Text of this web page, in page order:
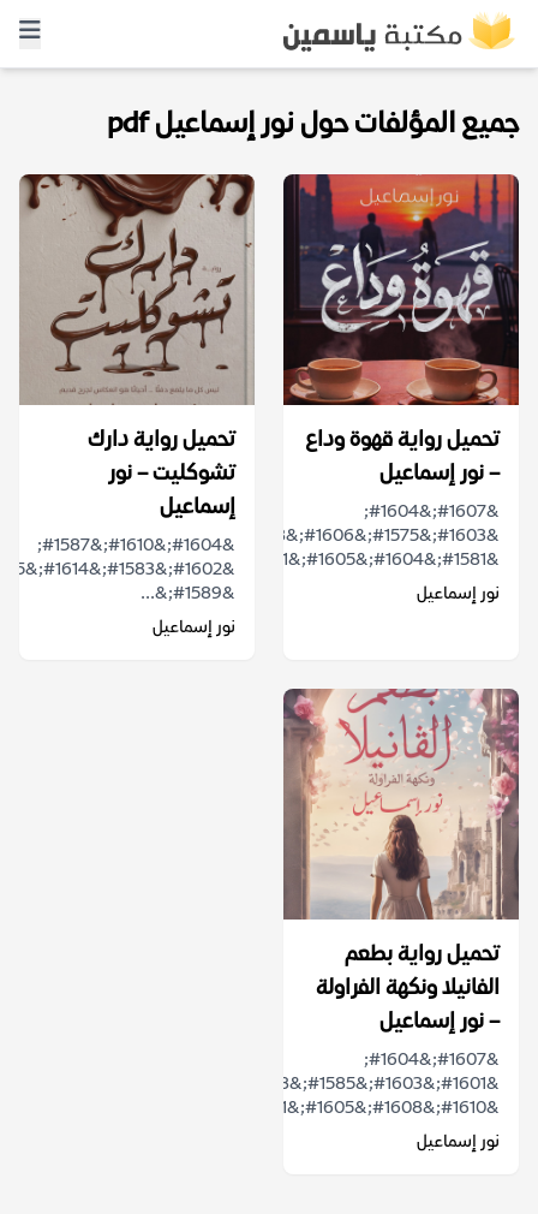
جميع المؤلفات حول نور إسماعيل pdf
تحميل رواية قهوة وداع
– نور إسماعيل
&#1607;&#1604;
&#1581;&#1604;&#1605;&#1611;&#1575;&...
نور إسماعيل
تحميل رواية دارك
تشوكليت – نور
إسماعيل
&#1604;&#1610;&#1587;
&#1589;&...
نور إسماعيل
تحميل رواية بطعم
الفانيلا ونكهة الفراولة
– نور إسماعيل
&#1607;&#1604;
&#1610;&#1608;&#1605;&#1611;&#1575;...
نور إسماعيل